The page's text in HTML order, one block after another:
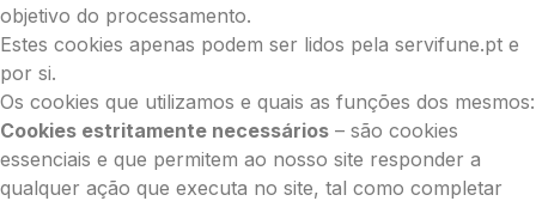
objetivo do processamento.
Estes cookies apenas podem ser lidos pela servifune.pt e
por si.
Os cookies que utilizamos e quais as funções dos mesmos:
Cookies estritamente necessários – são cookies
essenciais e que permitem ao nosso site responder a
qualquer ação que executa no site, tal como completar